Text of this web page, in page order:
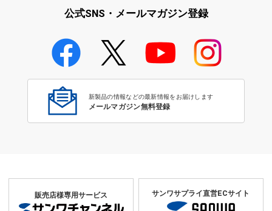
公式SNS・メールマガジン登録
新製品の情報などの最新情報をお届けします
メールマガジン無料登録
販売店様専用サービス サンワサプライ直営ECサイト